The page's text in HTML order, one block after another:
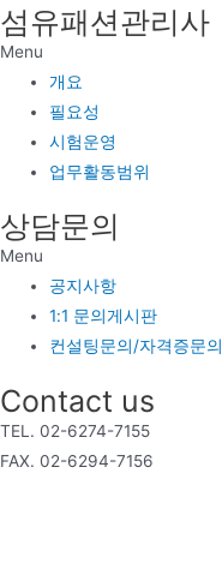
섬유패션관리사
Menu
개요
필요성
시험운영
업무활동범위
상담문의
Menu
공지사항
1:1 문의게시판
컨설팅문의/자격증문의
Contact us
TEL. 02-6274-7155
FAX. 02-6294-7156